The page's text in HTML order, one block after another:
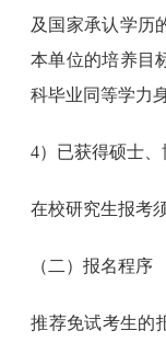
及国家承认学历
本单位的培养目
科毕业同等学力
4）已获得硕士、
在校研究生报考
（二）报名程序
推荐免试考生的